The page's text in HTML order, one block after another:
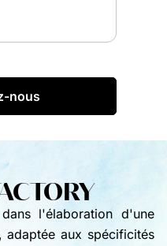
nous
l'élaboration d'une
adaptée aux spécificités